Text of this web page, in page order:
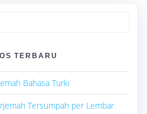
TERBARU
Bahasa Turki
Tersumpah per Lembar